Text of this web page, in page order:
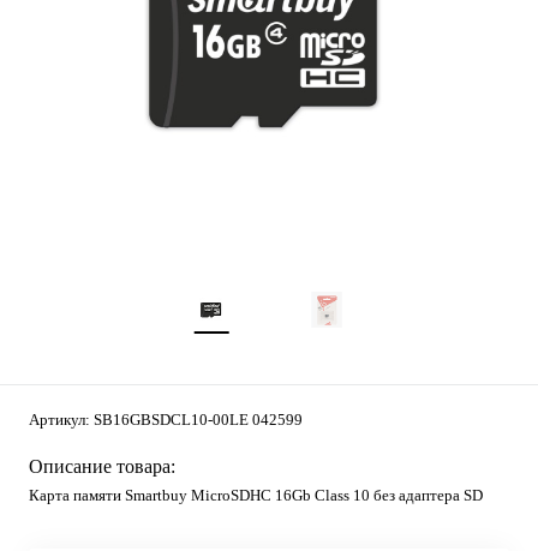
Артикул: SB16GBSDCL10-00LE 042599
Описание товара:
Карта памяти Smartbuy MicroSDHC 16Gb Class 10 без адаптера SD